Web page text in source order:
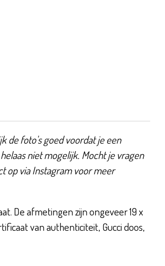
de foto's goed voordat je een
niet mogelijk. Mocht je vragen
op via Instagram voor meer
De afmetingen zijn ongeveer 19 x
van authenticiteit, Gucci doos,